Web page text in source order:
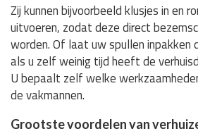
Zij kunnen bijvoorbeeld klusjes in en
uitvoeren, zodat deze direct
worden. Of laat uw spullen inpakken
als u zelf weinig tijd heeft de
U bepaalt zelf welke
de vakmannen.
Grootste voordelen van